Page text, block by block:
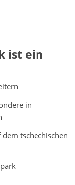
ist ein
in
tschechischen